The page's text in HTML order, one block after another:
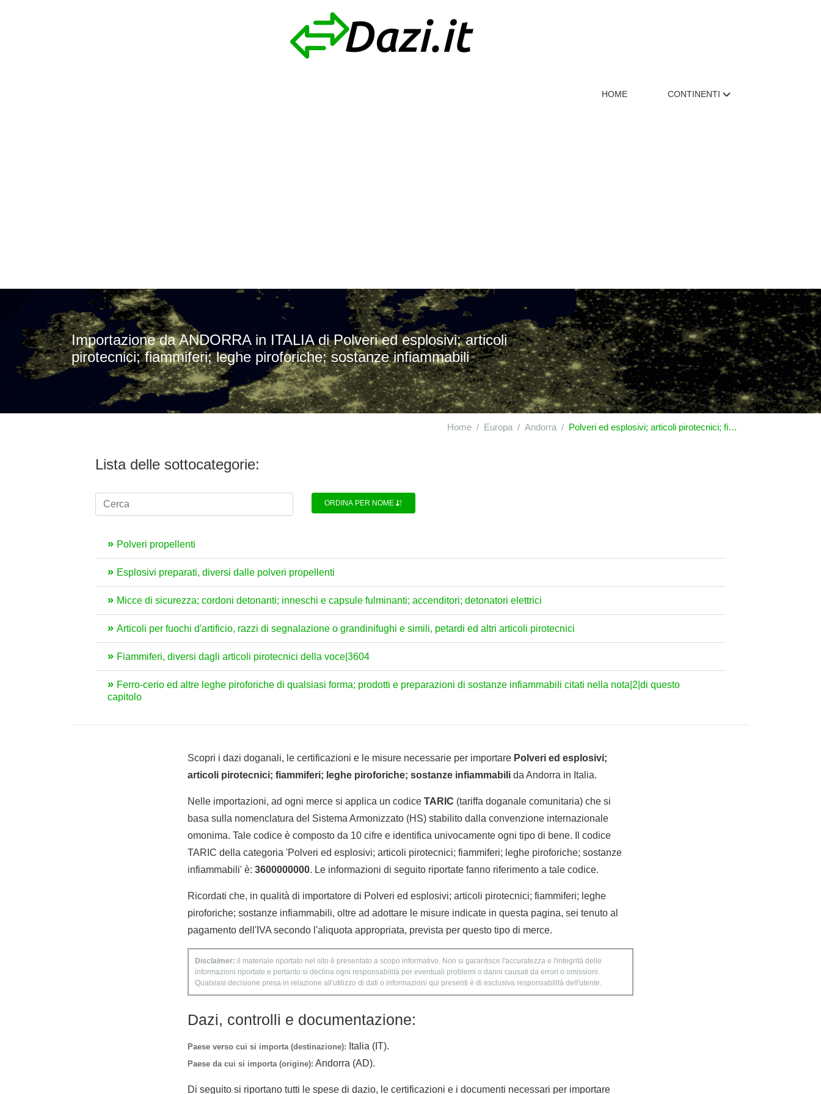
HOME CONTINENTI
Importazione da ANDORRA in ITALIA di Polveri ed esplosivi; articoli
pirotecnici; fiammiferi; leghe piroforiche; sostanze infiammabili
Home Europa Andorra Polveri ed esplosivi; articoli pirotecnici; fiammiferi; leghe piroforiche; sostanze infiammabili
Lista delle sottocategorie:
ORDINA PER NOME
Polveri propellenti
Esplosivi preparati, diversi dalle polveri propellenti
Micce di sicurezza; cordoni detonanti; inneschi e capsule fulminanti; accenditori; detonatori elettrici
Articoli per fuochi d'artificio, razzi di segnalazione o grandinifughi e simili, petardi ed altri articoli pirotecnici
Fiammiferi, diversi dagli articoli pirotecnici della voce|3604
Ferro-cerio ed altre leghe piroforiche di qualsiasi forma; prodotti e preparazioni di sostanze infiammabili citati nella nota|2|di questo
capitolo
Scopri i dazi doganali, le certificazioni e le misure necessarie per importare Polveri ed esplosivi;
articoli pirotecnici; fiammiferi; leghe piroforiche; sostanze infiammabili da Andorra in Italia.
Nelle importazioni, ad ogni merce si applica un codice TARIC (tariffa doganale comunitaria) che si
basa sulla nomenclatura del Sistema Armonizzato (HS) stabilito dalla convenzione internazionale
omonima. Tale codice è composto da 10 cifre e identifica univocamente ogni tipo di bene. Il codice
TARIC della categoria 'Polveri ed esplosivi; articoli pirotecnici; fiammiferi; leghe piroforiche; sostanze
infiammabili' è: 3600000000. Le informazioni di seguito riportate fanno riferimento a tale codice.
Ricordati che, in qualità di importatore di Polveri ed esplosivi; articoli pirotecnici; fiammiferi; leghe
piroforiche; sostanze infiammabili, oltre ad adottare le misure indicate in questa pagina, sei tenuto al
pagamento dell'IVA secondo l'aliquota appropriata, prevista per questo tipo di merce.
Disclaimer: il materiale riportato nel sito è presentato a scopo informativo. Non si garantisce l'accuratezza e l'integrità delle
informazioni riportate e pertanto si declina ogni responsabilità per eventuali problemi o danni causati da errori o omissioni.
Qualsiasi decisione presa in relazione all'utilizzo di dati o informazioni qui presenti è di esclusiva responsabilità dell'utente.
Dazi, controlli e documentazione:
Paese verso cui si importa (destinazione): Italia (IT).
Paese da cui si importa (origine): Andorra (AD).
Di seguito si riportano tutti le spese di dazio, le certificazioni e i documenti necessari per importare